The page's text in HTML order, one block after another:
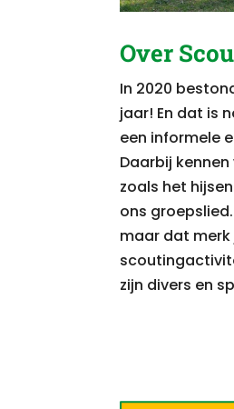
Over
In 2020
jaar! En dat is
een informele
Daarbij
zoals het
ons groepslied.
maar dat merk
zijn divers en